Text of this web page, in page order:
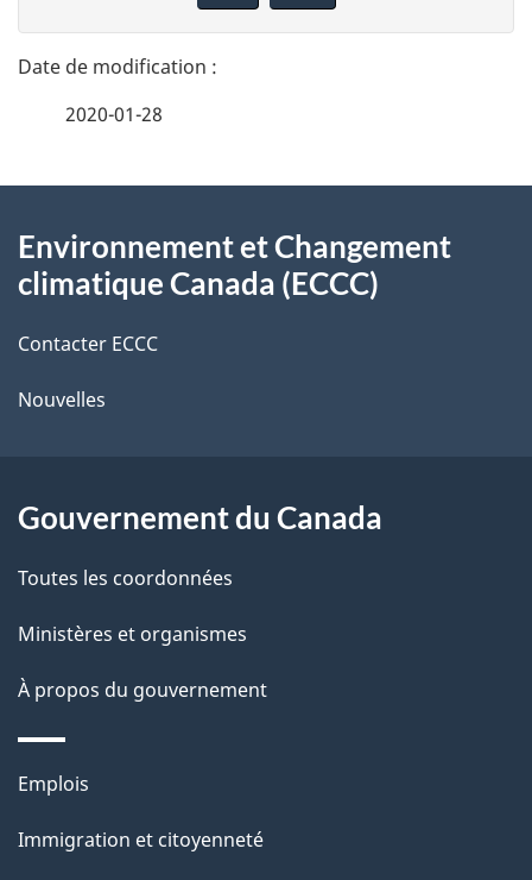
t
a
l
s
d
e
l
a
g
e
n
o
t
r
r
t
a
c
i
o
s
u
2020-01-28
propos
ce
site
Environnement et Changement
climatique Canada (ECCC)
Contacter ECCC
Nouvelles
Gouvernement du Canada
Toutes les coordonnées
Ministères et organismes
À propos du gouvernement
Thèmes
sujets
Emplois
Immigration et citoyenneté